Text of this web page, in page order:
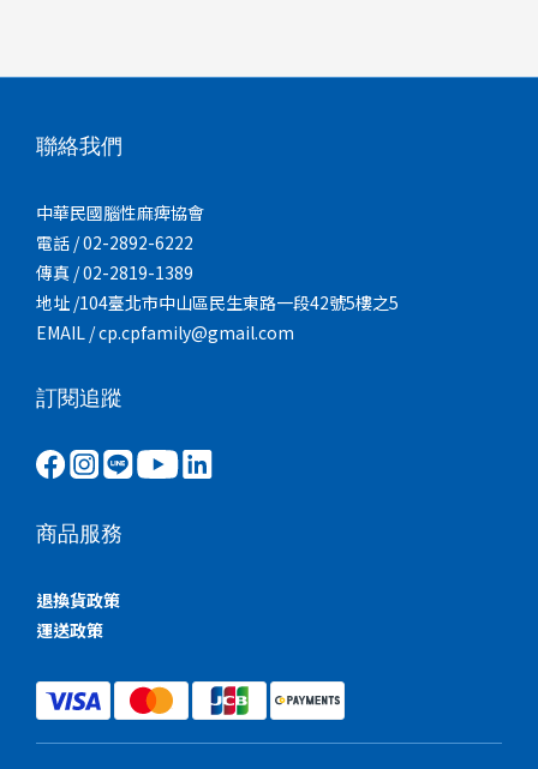
聯絡我們
中華民國腦性麻痺協會
電話 / 02-2892-6222
傳真 / 02-2819-1389
地址 /104臺北市中山區民生東路一段42號5樓之5
EMAIL / cp.cpfamily@gmail.com
訂閱追蹤
商品服務
退換貨政策
運送政策